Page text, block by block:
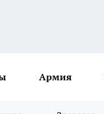
Армия